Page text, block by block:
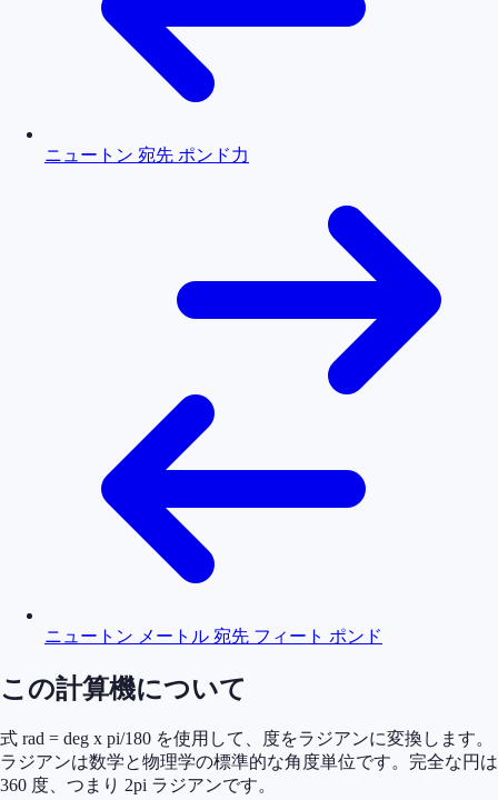
ニュートン 宛先 ポンド力
ニュートン メートル 宛先 フィート ポンド
この計算機について
式 rad = deg x pi/180 を使用して、度をラジアンに変換します。
ラジアンは数学と物理学の標準的な角度単位です。完全な円は
360 度、つまり 2pi ラジアンです。